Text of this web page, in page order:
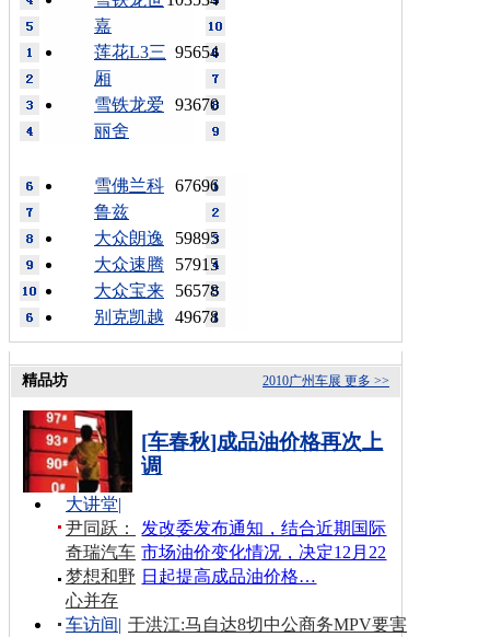
嘉
95654
莲花L3三
厢
93670
雪铁龙爱
丽舍
67696
雪佛兰科
鲁兹
59895
大众朗逸
57915
大众速腾
56578
大众宝来
49678
别克凯越
更多 >>
2010广州车展
精品坊
[车春秋]成品油价格再次上
调
发改委发布通知，结合近期国际
市场油价变化情况，决定12月22
日起提高成品油价格…
大讲堂|
尹同跃：
奇瑞汽车
梦想和野
心并存
车访间| 于洪江:马自达8切中公商务MPV要害